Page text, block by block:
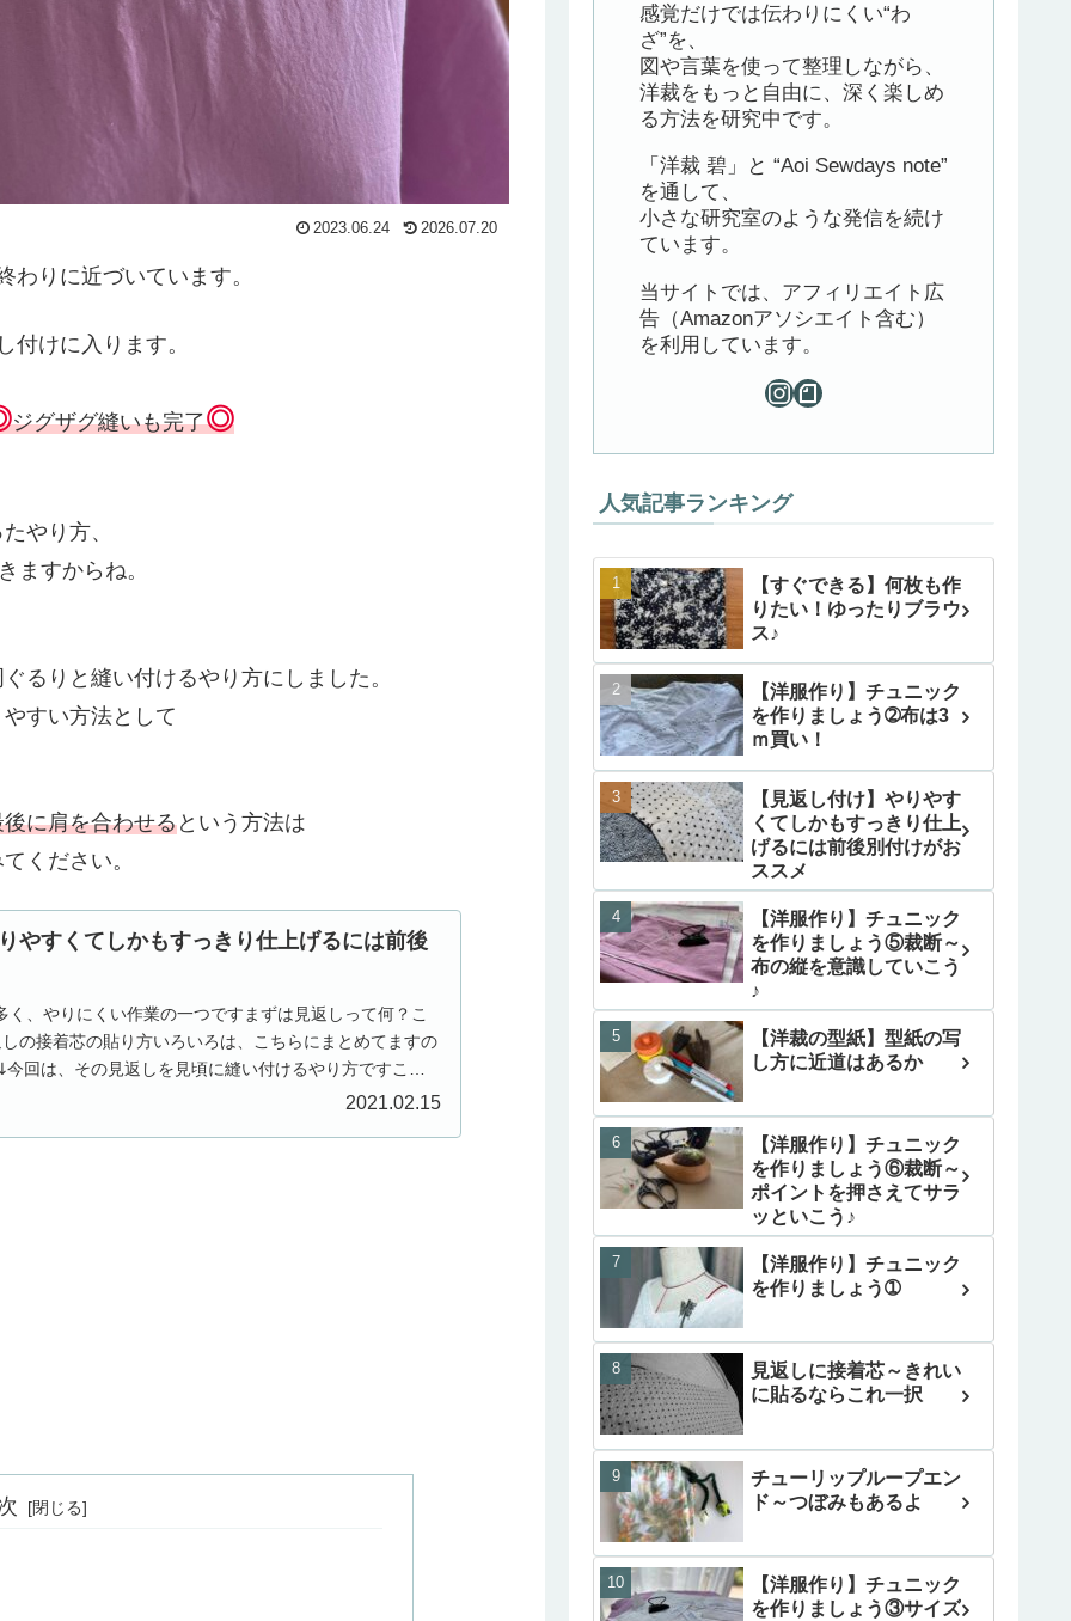
2023.06.24 2026.07.20
りに近づいています。
付けに入ります。
ジグザグ縫いも完了◎
やり方、
ますからね。
るりと縫い付けるやり方にしました。
すい方法として
に肩を合わせるという方法は
ください。
やすくてしかもすっきり仕上げるには前後
く、やりにくい作業の一つですまずは見返しって何？こ
の接着芯の貼り方いろいろは、こちらにまとめてますの
回は、その見返しを見頃に縫い付けるやり方ですこの
2021.02.15
感覚だけでは伝わりにくい“わ
ざ”を、
図や言葉を使って整理しながら、
洋裁をもっと自由に、深く楽しめ
る方法を研究中です。
「洋裁 碧」と “Aoi Sewdays note”
を通して、
小さな研究室のような発信を続け
ています。
当サイトでは、アフィリエイト広
告（Amazonアソシエイト含む）
を利用しています。
人気記事ランキング
【すぐできる】何枚も作
りたい！ゆったりブラウ
ス♪
【洋服作り】チュニック
を作りましょう➁布は3
ｍ買い！
【見返し付け】やりやす
くてしかもすっきり仕上
げるには前後別付けがお
ススメ
【洋服作り】チュニック
を作りましょう⑤裁断～
布の縦を意識していこう
♪
【洋裁の型紙】型紙の写
し方に近道はあるか
【洋服作り】チュニック
を作りましょう⑥裁断～
ポイントを押さえてサラ
ッといこう♪
【洋服作り】チュニック
を作りましょう➀
見返しに接着芯～きれい
に貼るならこれ一択
チューリップループエン
ド～つぼみもあるよ
【洋服作り】チュニック
を作りましょう③サイズ